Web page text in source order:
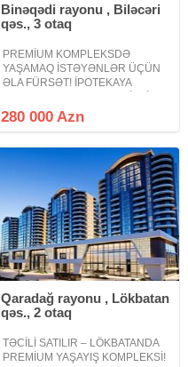
Binəqədi rayonu , Biləcəri
qəs., 3 otaq
PREMİUM KOMPLEKSDƏ
YAŞAMAQ İSTƏYƏNLƏR ÜÇÜN
ƏLA FÜRSƏT! İPOTEKAYA
MƏNZİL SATILIR MƏNZİL
HAQQINDA: Mərtəbə: 5/10 Sahə:
sanuzeli var biri ümumi digəri
280 000 Azn
Qaradağ rayonu , Lökbatan
qəs., 2 otaq
TƏCİLİ SATILIR – LÖKBATANDA
PREMİUM YAŞAYIŞ KOMPLEKSİ!